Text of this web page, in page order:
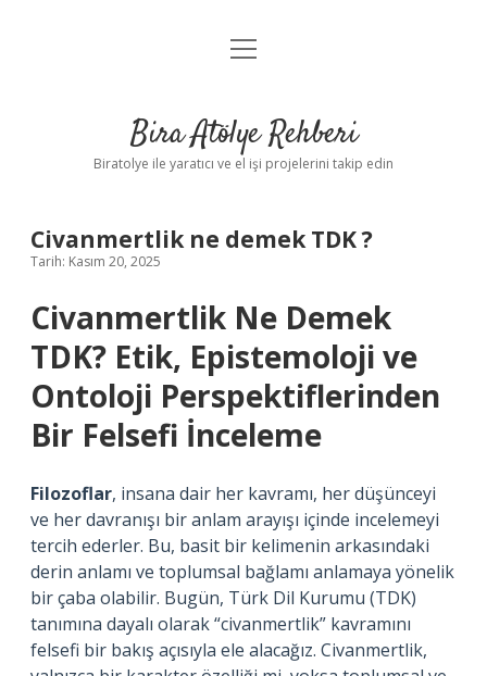
Anasayfa
Yasal Uyarı
menüyü
Bira Atölye Rehberi
Biratolye ile yaratıcı ve el işi projelerini takip edin
Civanmertlik ne demek TDK ?
Tarih: Kasım 20, 2025
Civanmertlik Ne Demek
TDK? Etik, Epistemoloji ve
Ontoloji Perspektiflerinden
Bir Felsefi İnceleme
Filozoflar, insana dair her kavramı, her düşünceyi
ve her davranışı bir anlam arayışı içinde incelemeyi
tercih ederler. Bu, basit bir kelimenin arkasındaki
derin anlamı ve toplumsal bağlamı anlamaya yönelik
bir çaba olabilir. Bugün, Türk Dil Kurumu (TDK)
tanımına dayalı olarak “civanmertlik” kavramını
felsefi bir bakış açısıyla ele alacağız. Civanmertlik,